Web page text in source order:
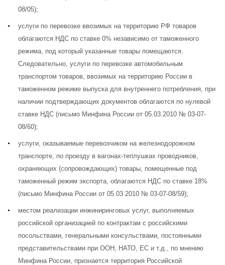
08/05);
услуги по перевозке ввозимых на территорию РФ товаров
облагаются НДС по ставке 0% независимо от таможенного
режима, под который указанные товары помещаются.
Следовательно, услуги по перевозке автомобильным
транспортом товаров, ввозимых на территорию России в
таможенном режиме выпуска для внутреннего потребления, при
наличии подтверждающих документов облагаются по нулевой
ставке НДС (письмо Минфина России от 05.03.2010 № 03-07-
08/60);
услуги, оказываемые перевозчиком на железнодорожном
транспорте, по проезду в вагонах-теплушках проводников,
охраняющих (сопровождающих) товары, помещенные под
таможенный режим экспорта, облагаются НДС по ставке 18%
(письмо Минфина России от 05.03.2010 № 03-07-08/59);
местом реализации инжиниринговых услуг, выполняемых
российской организацией по контрактам с российскими
посольствами, генеральными консульствами, постоянными
представительствами при ООН, НАТО, ЕС и т.д., по мнению
Минфина России, признается территория Российской